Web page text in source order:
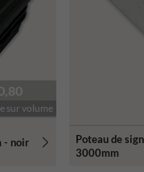
sur volume
- noir
Poteau de
3000mm